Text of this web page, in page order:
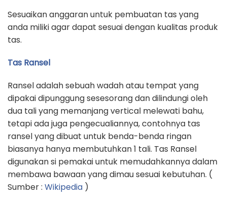
Sesuaikan anggaran untuk pembuatan tas yang
anda miliki agar dapat sesuai dengan kualitas produk
tas.
Tas Ransel
Ransel adalah sebuah wadah atau tempat yang
dipakai dipunggung sesesorang dan dilindungi oleh
dua tali yang memanjang vertical melewati bahu,
tetapi ada juga pengecualiannya, contohnya tas
ransel yang dibuat untuk benda-benda ringan
biasanya hanya membutuhkan 1 tali. Tas Ransel
digunakan si pemakai untuk memudahkannya dalam
membawa bawaan yang dimau sesuai kebutuhan. (
Sumber : Wikipedia )